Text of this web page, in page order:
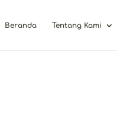
Beranda Tentang Kami